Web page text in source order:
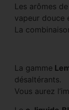
Les arômes de
vapeur douce
La
La gamme
désaltérants.
Vous aurez